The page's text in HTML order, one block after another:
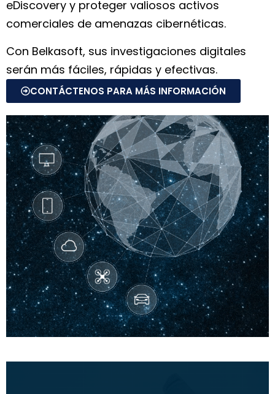
eDiscovery y proteger valiosos activos
comerciales de amenazas cibernéticas.
Con Belkasoft, sus investigaciones digitales
serán más fáciles, rápidas y efectivas.
CONTÁCTENOS PARA MÁS INFORMACIÓN